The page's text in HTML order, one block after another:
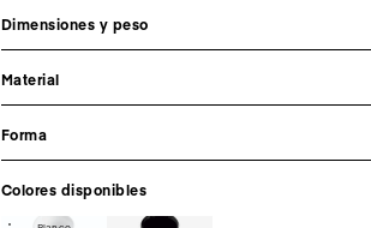
Dimensiones y peso
Material
Forma
Colores disponibles